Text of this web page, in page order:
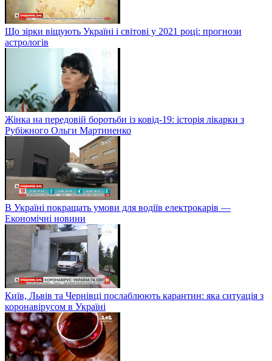
Що зірки віщують Україні і світові у 2021 році: прогнози
астрологів
Жінка на передовій боротьби із ковід-19: історія лікарки з
Рубіжного Ольги Мартиненко
В Україні покращать умови для водіїв електрокарів —
Економічні новини
Київ, Львів та Чернівці послаблюють карантин: яка ситуація з
коронавірусом в Україні